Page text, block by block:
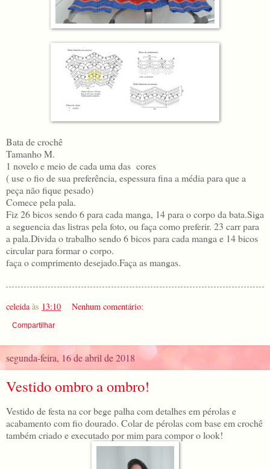
Bata de crochê
Tamanho M.
1 novelo e meio de cada uma das cores
( use o fio de sua preferência, espessura fina a média para que a
peça não fique pesado)
Comece pela pala.
Fiz 26 bicos sendo 6 para cada manga, 14 para o corpo da bata.Siga
a seguencia das listras pela foto, ou faça como preferir. 23 carr para
a pala.Divida o trabalho sendo 6 bicos para cada manga e 14 bicos
circular para formar o corpo.
faça o comprimento desejado.Faça as mangas.
celeida às 13:10 Nenhum comentário:
Compartilhar
segunda-feira, 16 de abril de 2018
Vestido ombro a ombro!
Vestido de festa na cor bege palha com detalhes em pérolas e
acabamento com fio dourado. Colar de pérolas com base em crochê
também criado e executado por mim para compor o look!